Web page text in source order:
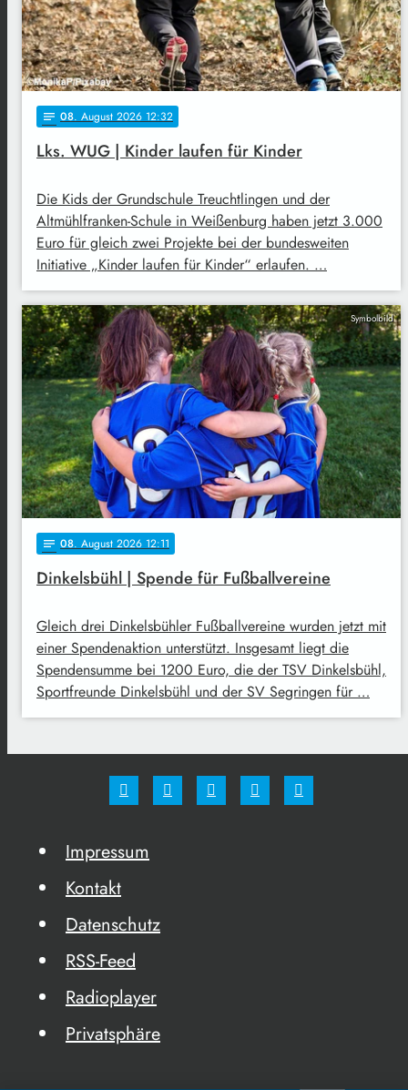
notes 08. August 2026 12:32
Lks. WUG | Kinder laufen für Kinder
Die Kids der Grundschule Treuchtlingen und der
Altmühlfranken-Schule in Weißenburg haben jetzt 3.000
Euro für gleich zwei Projekte bei der bundesweiten
Initiative „Kinder laufen für Kinder“ erlaufen. …
Symbolbild
notes 08. August 2026 12:11
Dinkelsbühl | Spende für Fußballvereine
Gleich drei Dinkelsbühler Fußballvereine wurden jetzt mit
einer Spendenaktion unterstützt. Insgesamt liegt die
Spendensumme bei 1200 Euro, die der TSV Dinkelsbühl,
Sportfreunde Dinkelsbühl und der SV Segringen für …
Impressum
Kontakt
Datenschutz
RSS-Feed
Radioplayer
Privatsphäre